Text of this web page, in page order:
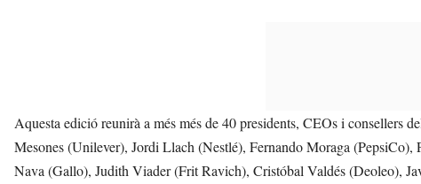
Aquesta edició reunirà a més més de 40 presidents, CEOs i consellers
Mesones (Unilever), Jordi Llach (Nestlé), Fernando Moraga
Nava (Gallo), Judith Viader (Frit Ravich), Cristóbal Valdés (Deoleo),